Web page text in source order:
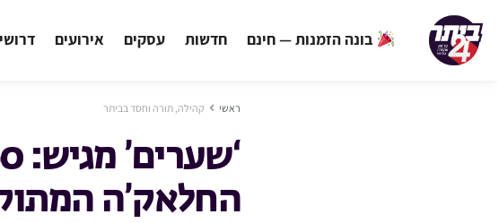
בונה הזמנות — חינם חדשות עסקים אירועים
ראשי קהילה, תורה וחסד בביתר
החלאק’ה